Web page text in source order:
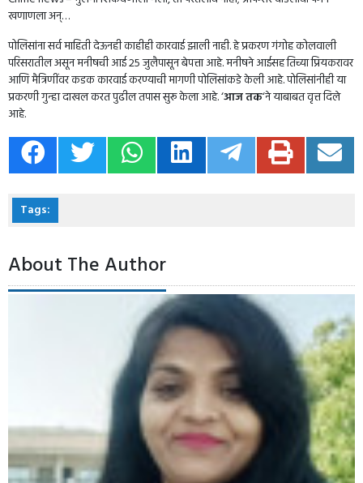
खणाणला अन्…
पोलिसांना सर्व माहिती देऊनही काहीही कारवाई झाली नाही. हे प्रकरण गंगोह कोलवाली
परिसरातील असून मनीषची आई 25 जुलैपासून बेपत्ता आहे. मनीषने आईसह तिच्या प्रियकरावर
आणि मैत्रिणींवर कडक कारवाई करण्याची मागणी पोलिसांकडे केली आहे. पोलिसांनीही या
प्रकरणी गुन्हा दाखल करत पुढील तपास सुरू केला आहे. ‘आज तक‘ने याबाबत वृत्त दिले
आहे.
Tags:
About The Author